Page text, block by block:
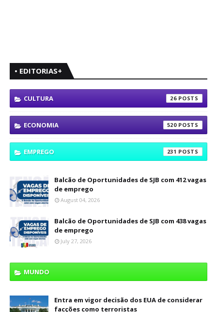
• EDITORIAS+
CULTURA 26
ECONOMIA 520
EMPREGO 231
Balcão de Oportunidades de SJB com 412 vagas
de emprego
August 04, 2026
Balcão de Oportunidades de SJB com 438 vagas
de emprego
July 27, 2026
MUNDO
Entra em vigor decisão dos EUA de considerar
facções como terroristas